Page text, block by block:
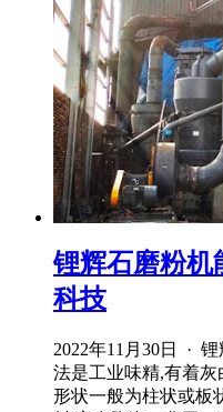
锂辉石磨粉机
科技
2022年11月30日 ·
法是工业味精,有着
形状一般为柱状或板